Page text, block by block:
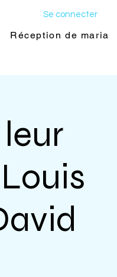
Réception de mariage
Se connecter